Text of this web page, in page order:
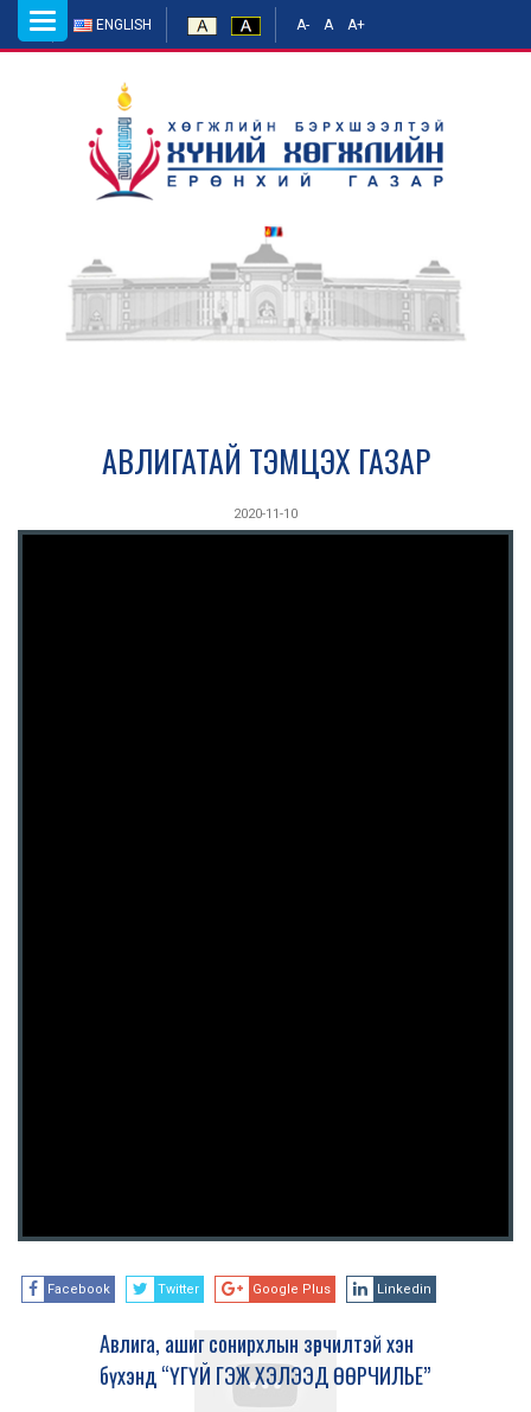
ENGLISH A- A A+
Toggle
navigation
АВЛИГАТАЙ ТЭМЦЭХ ГАЗАР
2020-11-10
Facebook Twitter Google Plus Linkedin
Авлига, ашиг сонирхлын зөрчилтэй хэн
бүхэнд “ҮГҮЙ ГЭЖ ХЭЛЭЭД ӨӨРЧИЛЬЕ”